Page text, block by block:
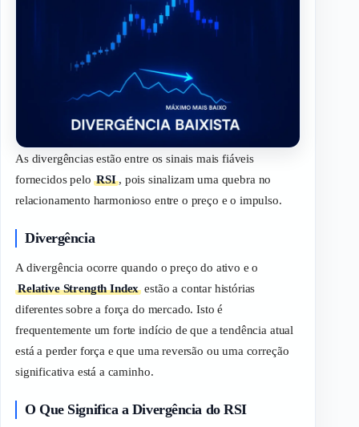
As divergências estão entre os sinais mais fiáveis
fornecidos peloRSI, pois sinalizam uma quebra no
relacionamento harmonioso entre o preço e o impulso.
Divergência
A divergência ocorre quando o preço do ativo e o
Relative Strength Index estão a contar histórias
diferentes sobre a força do mercado. Isto é
frequentemente um forte indício de que a tendência atual
está a perder força e que uma reversão ou uma correção
significativa está a caminho.
O Que Significa a Divergência do RSI